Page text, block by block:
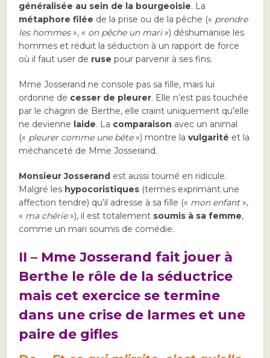
généralisée au sein de la bourgeoisie. La
métaphore filée de la prise ou de la pêche (« prendre
les hommes», « on pêche un mari») déshumanise les
hommes et réduit la séduction à un rapport de force
où il faut user de rusepour parvenir à ses fins.
Mme Josserand ne console pas sa fille, mais lui
ordonne de cesser de pleurer. Elle n’est pas touchée
par le chagrin de Berthe, elle craint uniquement qu’elle
ne devienne laide. La comparaison avec un animal
(« pleurer comme une bête») montre lavulgarité et la
méchanceté de Mme Josserand.
Monsieur Josserand est aussi tourné en ridicule.
Malgré les hypocoristiques (termes exprimant une
affection tendre) qu’il adresse à sa fille (« mon enfant»,
« ma chérie»), il est totalement soumis à sa femme,
comme un mari soumis de comédie.
II – Mme Josserand fait jouer à
Berthe le rôle de la séductrice
mais cet exercice se termine
dans une crise de larmes et une
paire de gifles